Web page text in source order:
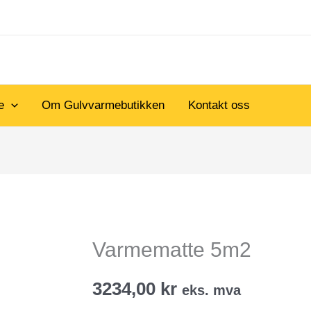
Om Gulvvarmebutikken Kontakt oss
Varmematte 5m2
3234,00 kr eks. mva